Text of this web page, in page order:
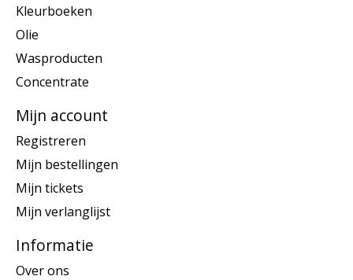
Kleurboeken
Olie
Wasproducten
Concentrate
Mijn account
Registreren
Mijn bestellingen
Mijn tickets
Mijn verlanglijst
Informatie
Over ons